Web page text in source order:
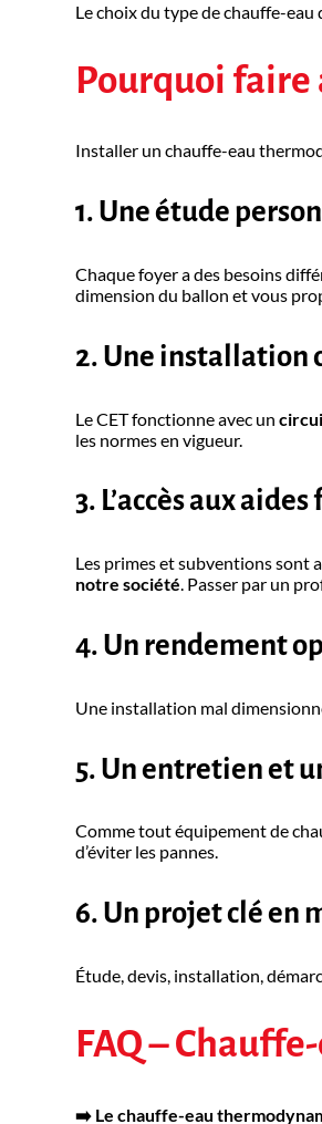
Le choix du type de chauffe-
Pourquoi faire
Installer un chauffe-eau
1. Une étude
Chaque foyer a des besoins
dimension du ballon et vous
2. Une installation
Le CET fonctionne avec un
les normes en vigueur.
3. L’accès aux
Les primes et subventions sont
notre société. Passer par un
4. Un rendement
Une installation mal
5. Un entretien et
Comme tout équipement de
d’éviter les pannes.
6. Un projet clé en
Étude, devis, installation,
FAQ –
➡️ Le chauffe-eau